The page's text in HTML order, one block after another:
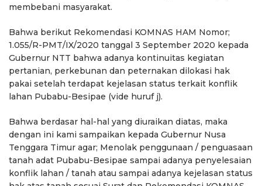
membebani masyarakat.
Bahwa berikut Rekomendasi KOMNAS HAM Nomor;
1.055/R-PMT/IX/2020 tanggal 3 September 2020 kepada
Gubernur NTT bahwa adanya kontinuitas kegiatan
pertanian, perkebunan dan peternakan dilokasi hak
pakai setelah terdapat kejelasan status terkait konflik
lahan Pubabu-Besipae (vide huruf j).
Bahwa berdasar hal-hal yang diuraikan diatas, maka
dengan ini kami sampaikan kepada Gubernur Nusa
Tenggara Timur agar; Menolak penggunaan / penguasaan
tanah adat Pubabu-Besipae sampai adanya penyelesaian
konflik lahan / tanah atau sampai adanya kejelasan status